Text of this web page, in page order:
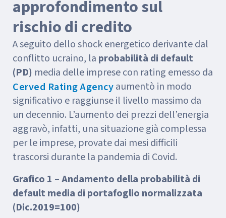
approfondimento sul
rischio di credito
A seguito dello shock energetico derivante dal
conflitto ucraino, la probabilità di default
(PD) media delle imprese con rating emesso da
Cerved Rating Agencyaumentò in modo
significativo e raggiunse il livello massimo da
un decennio. L’aumento dei prezzi dell’energia
aggravò, infatti, una situazione già complessa
per le imprese, provate dai mesi difficili
trascorsi durante la pandemia di Covid.
Grafico 1 – Andamento della probabilità di
default media di portafoglio normalizzata
(Dic.2019=100)